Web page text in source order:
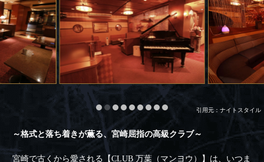
引用元：ナイトスタイル
～格式と落ち着きが薫る、宮崎屈指の高級クラブ～
宮崎で古くから愛される【CLUB 万葉（マンヨウ）】は、いつま